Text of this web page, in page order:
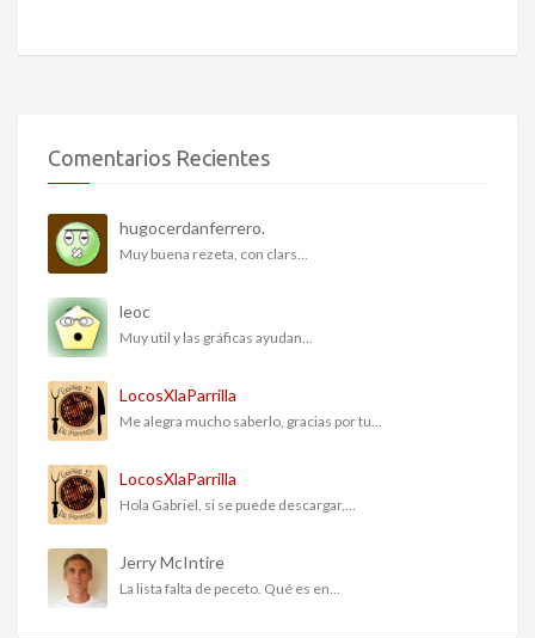
Comentarios Recientes
hugocerdanferrero.
Muy buena rezeta, con clars...
leoc
Muy util y las gráficas ayudan...
LocosXlaParrilla
Me alegra mucho saberlo, gracias por tu...
LocosXlaParrilla
Hola Gabriel, si se puede descargar,...
Jerry McIntire
La lista falta de peceto. Qué es en...